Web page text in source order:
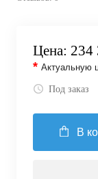
Цена: 234
* Актуальную
Под заказ
В